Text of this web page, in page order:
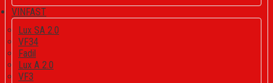
VINFAST
Lux SA 2.0
VF34
Fadil
Lux A 2.0
VF3